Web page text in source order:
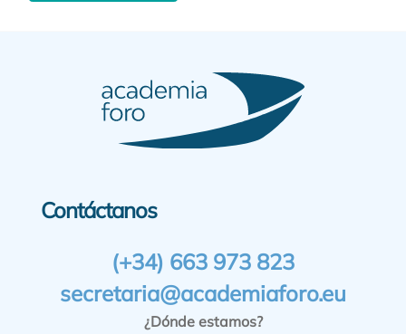
Contáctanos
(+34) 663 973 823
secretaria@academiaforo.eu
¿Dónde estamos?